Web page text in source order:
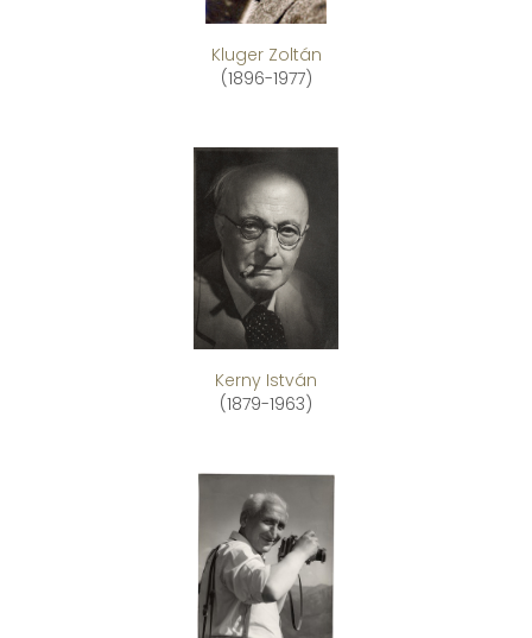
Kluger Zoltán
(1896-1977)
Kerny István
(1879-1963)